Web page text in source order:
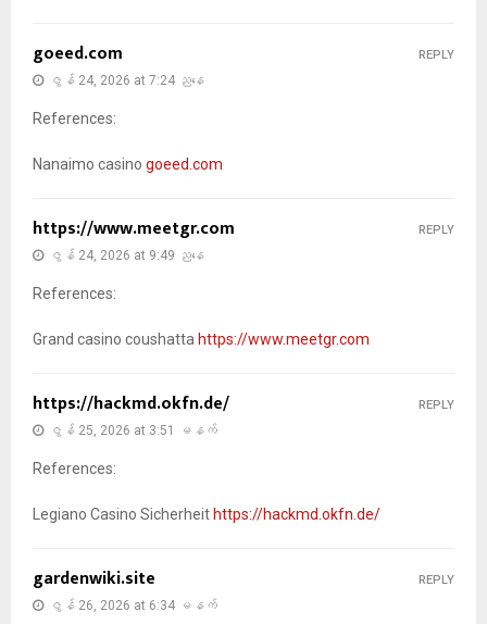
goeed.com
ဇွန် 24, 2026 at 7:24 ညနေ
References:
Nanaimo casino goeed.com
REPLY
https://www.meetgr.com
ဇွန် 24, 2026 at 9:49 ညနေ
References:
Grand casino coushatta https://www.meetgr.com
REPLY
https://hackmd.okfn.de/
ဇွန် 25, 2026 at 3:51 မနက်
References:
Legiano Casino Sicherheit https://hackmd.okfn.de/
REPLY
gardenwiki.site
ဇွန် 26, 2026 at 6:34 မနက်
REPLY